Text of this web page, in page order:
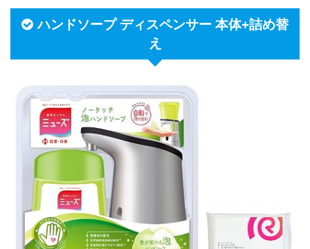
ハンドソープ ディスペンサー 本体+詰め替
え